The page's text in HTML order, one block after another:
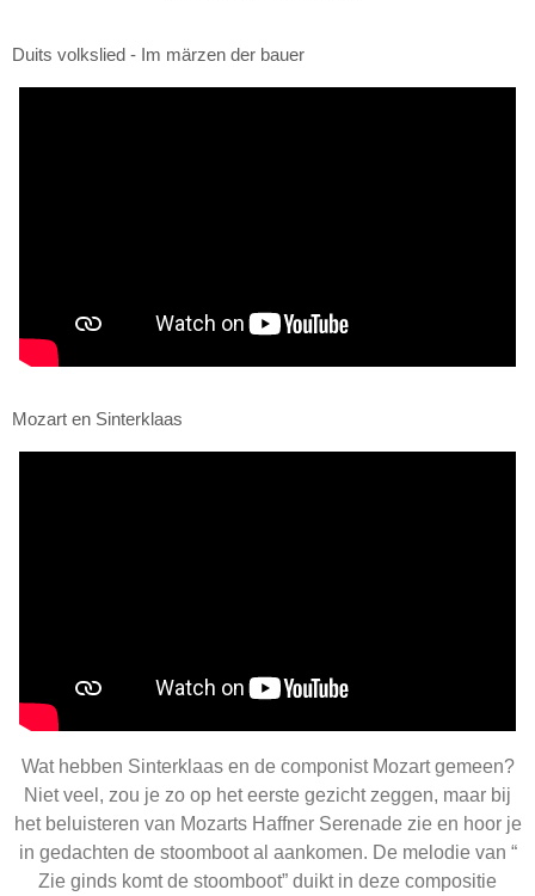
Duits volkslied - Im märzen der bauer
Mozart en Sinterklaas
Wat hebben Sinterklaas en de componist Mozart gemeen?
Niet veel, zou je zo op het eerste gezicht zeggen, maar bij
het beluisteren van Mozarts Haffner Serenade zie en hoor je
in gedachten de stoomboot al aankomen. De melodie van “
Zie ginds komt de stoomboot” duikt in deze compositie